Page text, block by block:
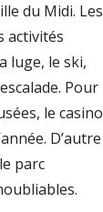
du Midi. Les
activités
luge, le ski,
Pour
le casino
D’autre
parc